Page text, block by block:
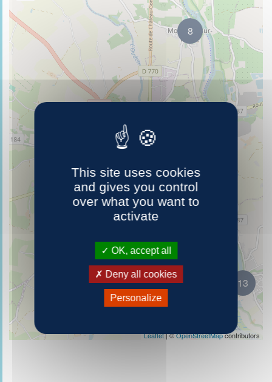
8
13
40
Leaflet| ©OpenStreetMapcontributors
This site uses cookies
and gives you control
over what you want to
activate
OK, accept all
Deny all cookies
Personalize